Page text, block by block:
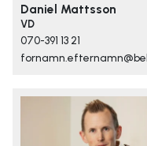
Daniel Mattsson
VD
070-391 13 21